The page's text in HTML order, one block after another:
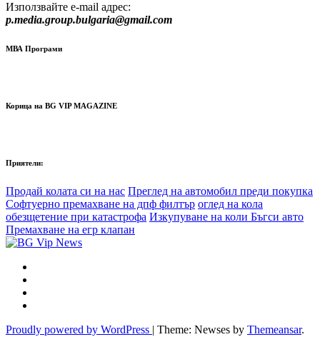
Използвайте e-mail адрес:
p.media.group.bulgaria@gmail.com
МВА Програми
Корица на BG VIP MAGAZINE
Приятели:
Продай колата си на нас Преглед на автомобил преди покупка
Софтуерно премахване на дпф филтър оглед на кола
обезщетение при катастрофа Изкупуване на коли Бъгси авто
Премахване на егр клапан
Proudly powered by WordPress | Theme: Newses by Themeansar.